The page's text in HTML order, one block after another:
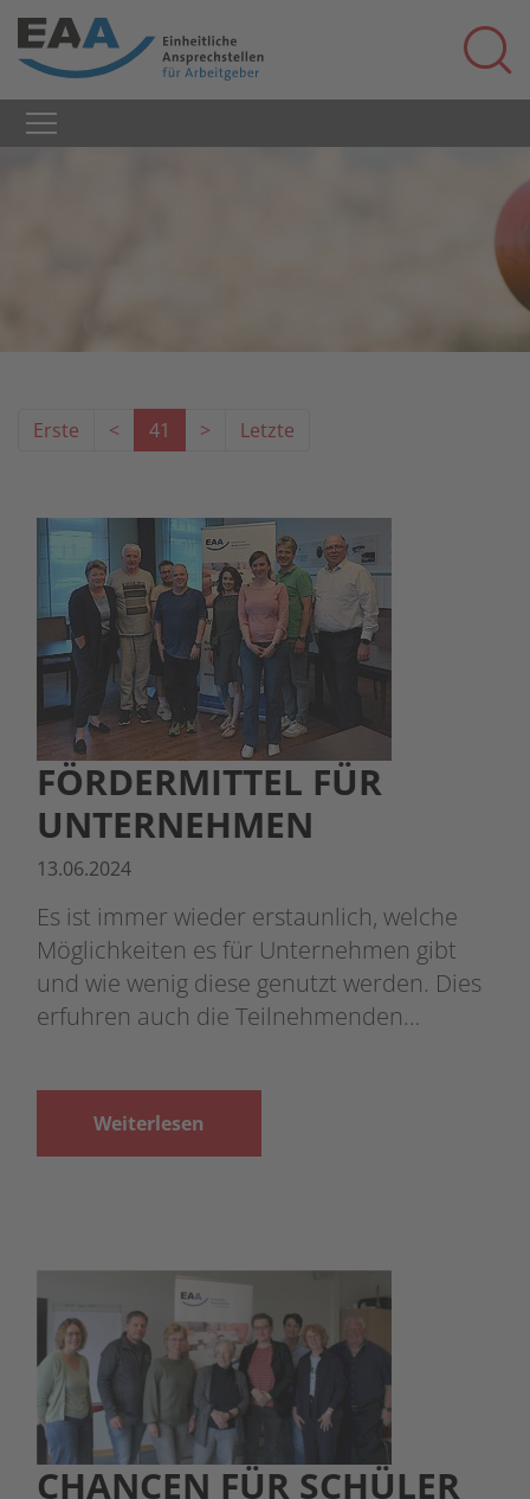
Erste < 41 > Letzte
FÖRDERMITTEL FÜR
UNTERNEHMEN
13.06.2024
Es ist immer wieder erstaunlich, welche
Möglichkeiten es für Unternehmen gibt
und wie wenig diese genutzt werden. Dies
erfuhren auch die Teilnehmenden…
Weiterlesen
CHANCEN FÜR SCHÜLER